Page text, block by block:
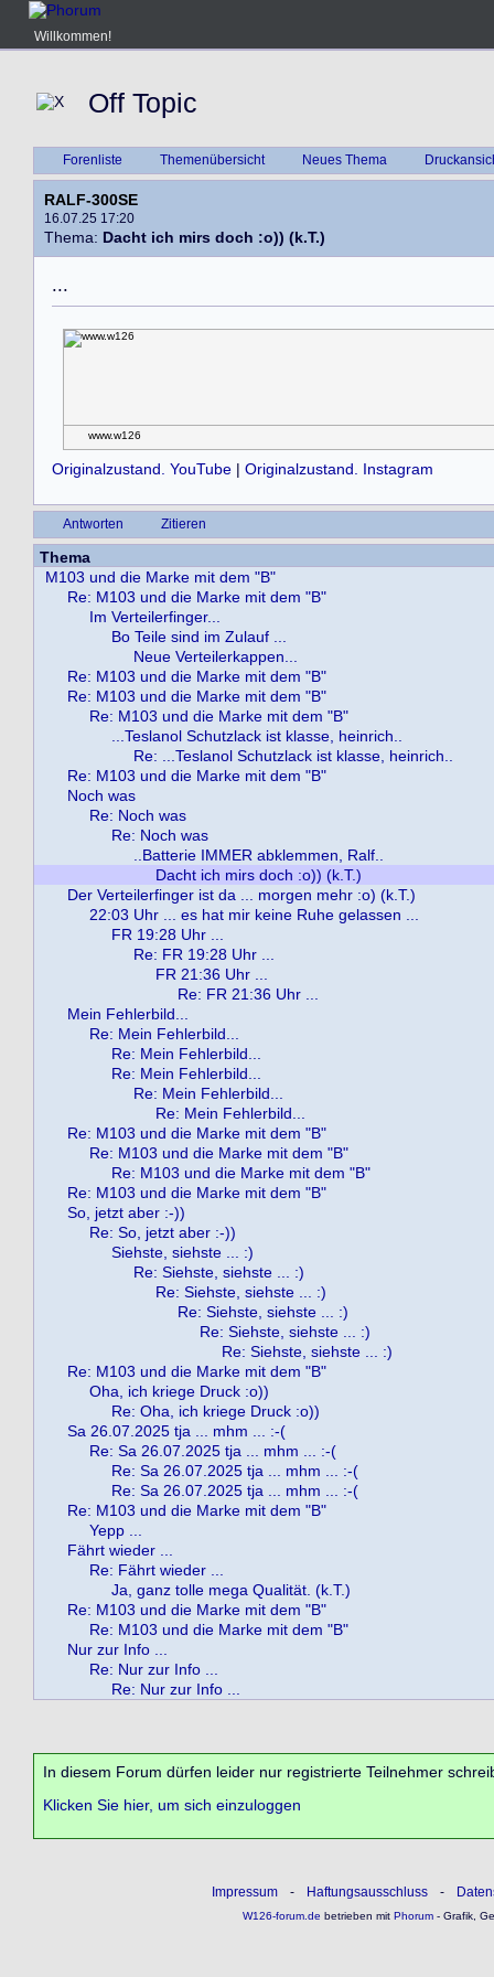
Willkommen!
Off Topic
Forenliste Themenübersicht Neues Thema
RALF-300SE
16.07.25 17:20
Thema: Dacht ich mirs doch :o)) (k.T.)
...
www.w126
Originalzustand. YouTube | Originalzustand. Instagram
Antworten Zitieren
Thema
M103 und die Marke mit dem "B"
Re: M103 und die Marke mit dem "B"
Im Verteilerfinger...
Bo Teile sind im Zulauf ...
Neue Verteilerkappen...
Re: M103 und die Marke mit dem "B"
Re: M103 und die Marke mit dem "B"
Re: M103 und die Marke mit dem "B"
...Teslanol Schutzlack ist klasse, heinrich..
Re: ...Teslanol Schutzlack ist klasse, heinrich..
Re: M103 und die Marke mit dem "B"
Noch was
Re: Noch was
Re: Noch was
..Batterie IMMER abklemmen, Ralf..
Dacht ich mirs doch :o)) (k.T.)
Der Verteilerfinger ist da ... morgen mehr :o) (k.T.)
22:03 Uhr ... es hat mir keine Ruhe gelassen ...
FR 19:28 Uhr ...
Re: FR 19:28 Uhr ...
FR 21:36 Uhr ...
Re: FR 21:36 Uhr ...
Mein Fehlerbild...
Re: Mein Fehlerbild...
Re: Mein Fehlerbild...
Re: Mein Fehlerbild...
Re: Mein Fehlerbild...
Re: Mein Fehlerbild...
Re: M103 und die Marke mit dem "B"
Re: M103 und die Marke mit dem "B"
Re: M103 und die Marke mit dem "B"
Re: M103 und die Marke mit dem "B"
So, jetzt aber :-))
Re: So, jetzt aber :-))
Siehste, siehste ... :)
Re: Siehste, siehste ... :)
Re: Siehste, siehste ... :)
Re: Siehste, siehste ... :)
Re: Siehste, siehste ... :)
Re: Siehste, siehste ... :)
Re: M103 und die Marke mit dem "B"
Oha, ich kriege Druck :o))
Re: Oha, ich kriege Druck :o))
Sa 26.07.2025 tja ... mhm ... :-(
Re: Sa 26.07.2025 tja ... mhm ... :-(
Re: Sa 26.07.2025 tja ... mhm ... :-(
Re: Sa 26.07.2025 tja ... mhm ... :-(
Re: M103 und die Marke mit dem "B"
Yepp ...
Fährt wieder ...
Re: Fährt wieder ...
Ja, ganz tolle mega Qualität. (k.T.)
Re: M103 und die Marke mit dem "B"
Re: M103 und die Marke mit dem "B"
Nur zur Info ...
Re: Nur zur Info ...
Re: Nur zur Info ...
In diesem Forum dürfen leider nur registrierte Teilnehmer
Klicken Sie hier, um sich einzuloggen
Impressum - Haftungsausschluss -
W126-forum.de betrieben mitPhorum- Grafik,